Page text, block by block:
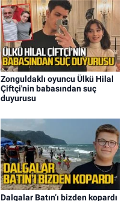
Zonguldaklı oyuncu Ülkü Hilal
Çiftçi'nin babasından suç
duyurusu
Dalgalar Batın’ı bizden kopardı